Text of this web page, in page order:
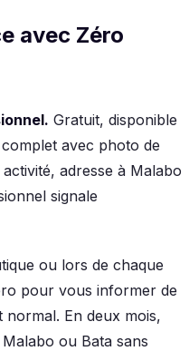
avec Zéro
Gratuit, disponible
avec photo de
adresse à Malabo
signale
ou lors de chaque
pour vous informer de
En deux mois,
ou Bata sans